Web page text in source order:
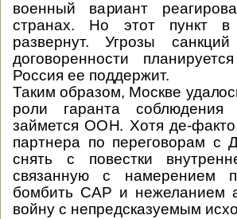
военный вариант
странах. Но этот пункт в
развернут. Угрозы
договоренности
Россия ее поддержит.
Таким образом, Москве
роли гаранта соблюдения
займется ООН. Хотя де-
партнера по переговорам с
снять с повестки
связанную с намерением
бомбить САР и нежеланием
войну с непредсказуемым